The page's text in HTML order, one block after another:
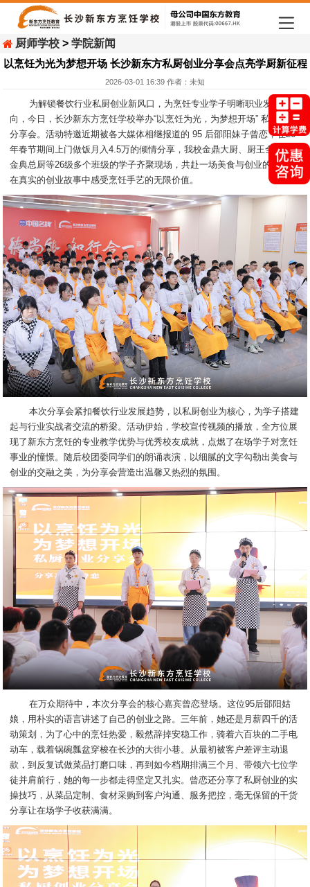
厨师学校 >学院新闻
以烹饪为光为梦想开场 长沙新东方私厨创业分享会点亮学厨新征程
2026-03-01 16:39 作者：未知
为解锁餐饮行业私厨创业新风口，为烹饪专业学子明晰职业发展方
向，今日，长沙新东方烹饪学校举办“以烹饪为光，为梦想开场” 私厨创业
分享会。活动特邀近期被各大媒体相继报道的 95 后邵阳妹子曾恋，在26
年春节期间上门做饭月入4.5万的倾情分享，我校金鼎大厨、厨王全科、
金典总厨等26级多个班级的学子齐聚现场，共赴一场美食与创业的盛宴，
在真实的创业故事中感受烹饪手艺的无限价值。
本次分享会紧扣餐饮行业发展趋势，以私厨创业为核心，为学子搭建
起与行业实战者交流的桥梁。活动伊始，学校宣传视频的播放，全方位展
现了新东方烹饪的专业教学优势与优秀校友成就，点燃了在场学子对烹饪
事业的憧憬。随后校团委同学们的朗诵表演，以细腻的文字勾勒出美食与
创业的交融之美，为分享会营造出温馨又热烈的氛围。
在万众期待中，本次分享会的核心嘉宾曾恋登场。这位95后邵阳姑
娘，用朴实的语言讲述了自己的创业之路。三年前，她还是月薪四千的活
动策划，为了心中的烹饪热爱，毅然辞掉安稳工作，骑着六百块的二手电
动车，载着锅碗瓢盆穿梭在长沙的大街小巷。从最初被客户差评主动退
款，到反复试做菜品打磨口味，再到如今档期排满三个月、带领六七位学
徒并肩前行，她的每一步都走得坚定又扎实。曾恋还分享了私厨创业的实
操技巧，从菜品定制、食材采购到客户沟通、服务把控，毫无保留的干货
分享让在场学子收获满满。